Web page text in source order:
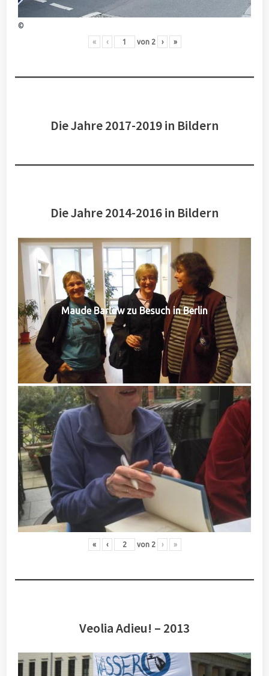
©
« ‹ von 2 › »
Die Jahre 2017-2019 in Bildern
Die Jahre 2014-2016 in Bildern
Maude Barlow zu Besuch in Berlin
« ‹ von 2 › »
Veolia Adieu! – 2013